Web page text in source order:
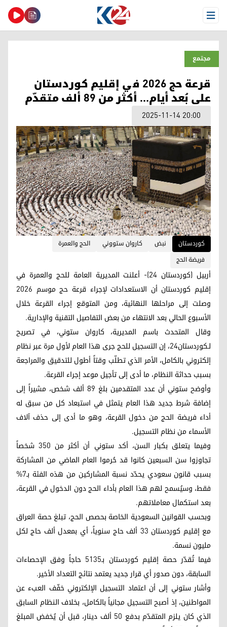
Open Menu
مجتمع
قرعة حج 2026 في إقليم كوردستان
على بُعد أيام… أكثر من 89 ألف متقدّم
2025-11-14 20:00
کوردستان نبض كاروان ستووني
الحج والعمرة
فريضة الحج
أربيل (كوردستان 24)- أعلنت المديرية العامة للحج والعمرة في
إقليم كوردستان أن الاستعدادات لإجراء قرعة حج موسم 2026
وصلت إلى مراحلها النهائية، ومن المتوقع إجراء القرعة خلال
الأسبوع الحالي بعد الانتهاء من بعض التفاصيل التقنية والإدارية.
وقال المتحدث باسم المديرية، كاروان ستوني، في تصريح
لـكوردستان24، إن التسجيل للحج جرى هذا العام لأول مرة عبر نظام
إلكتروني بالكامل، الأمر الذي تطلّب وقتاً أطول للتدقيق والمراجعة
بسبب حداثة النظام، ما أدى إلى تأجيل موعد إجراء القرعة.
وأوضح ستوني أن عدد المتقدمين بلغ 89 ألف شخص، مشيراً إلى
إضافة شرط جديد هذا العام يتمثل في استبعاد كل من سبق له
أداء فريضة الحج من دخول القرعة، وهو ما أدى إلى حذف آلاف
الأسماء من نظام التسجيل.
وفيما يتعلق بكبار السن، أكد ستوني أن أكثر من 350 شخصاً
تجاوزوا سن السبعين كانوا قد حُرموا العام الماضي من المشاركة
بسبب قانون سعودي يحدّد نسبة المشاركين من هذه الفئة بـ7%
فقط، وسيُسمح لهم هذا العام بأداء الحج دون الدخول في القرعة،
بعد استكمال معاملاتهم.
وبحسب القوانين السعودية الخاصة بحصص الحج، تبلغ حصة العراق
مع إقليم كوردستان 33 ألف حاج سنوياً، أي بمعدل ألف حاج لكل
مليون نسمة.
فيما تُقدّر حصة إقليم كوردستان بـ5135 حاجاً وفق الإحصاءات
السابقة، دون صدور أي قرار جديد يعتمد نتائج التعداد الأخير.
وأشار ستوني إلى أن اعتماد التسجيل الإلكتروني خفّف العبء عن
المواطنين، إذ أصبح التسجيل مجانياً بالكامل، بخلاف النظام السابق
الذي كان يلزم المتقدّم بدفع 50 ألف دينار، قبل أن يُخفض المبلغ